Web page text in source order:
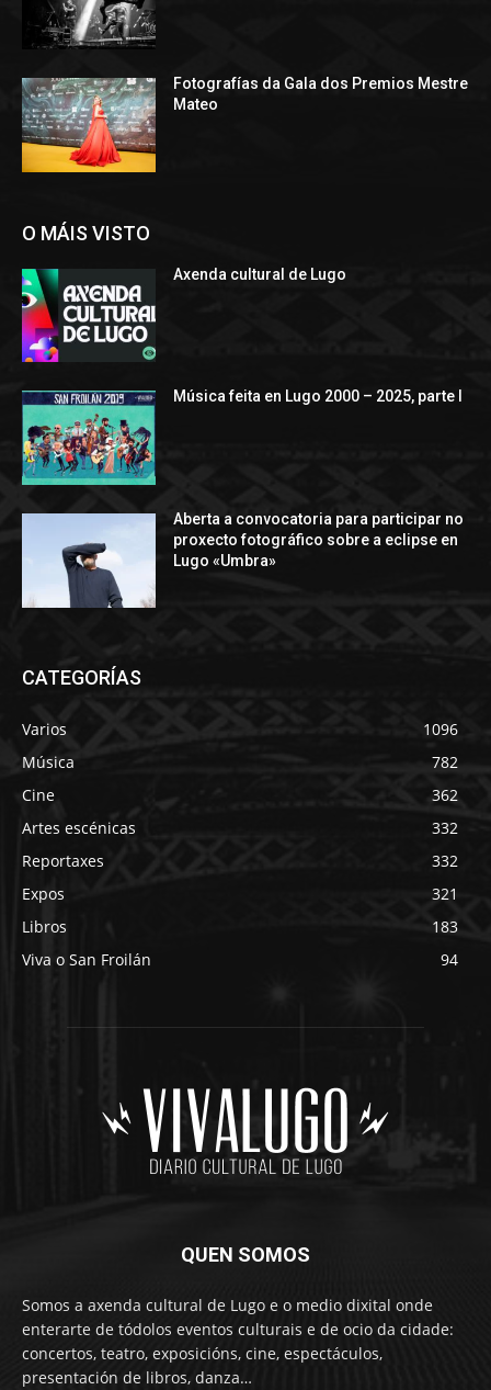
Fotografías da Gala dos Premios Mestre
Mateo
O MÁIS VISTO
Axenda cultural de Lugo
Música feita en Lugo 2000 – 2025, parte I
Aberta a convocatoria para participar no
proxecto fotográfico sobre a eclipse en
Lugo «Umbra»
CATEGORÍAS
Varios
1096
Música
782
Cine
362
Artes escénicas
332
Reportaxes
332
Expos
321
Libros
183
Viva o San Froilán
94
QUEN SOMOS
Somos a axenda cultural de Lugo e o medio dixital onde
enterarte de tódolos eventos culturais e de ocio da cidade:
concertos, teatro, exposicións, cine, espectáculos,
presentación de libros, danza…